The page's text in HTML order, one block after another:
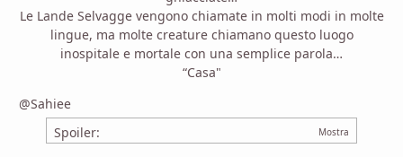
Le Lande Selvagge vengono chiamate in molti modi in molte
lingue, ma molte creature chiamano questo luogo
inospitale e mortale con una semplice parola…
“Casa"
@Sahiee
Spoiler: